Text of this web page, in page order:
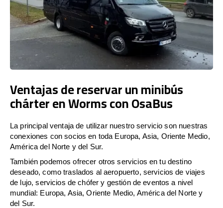
Ventajas de reservar un minibús
chárter en Worms con OsaBus
La principal ventaja de utilizar nuestro servicio son nuestras
conexiones con socios en toda Europa, Asia, Oriente Medio,
América del Norte y del Sur.
También podemos ofrecer otros servicios en tu destino
deseado, como traslados al aeropuerto, servicios de viajes
de lujo, servicios de chófer y gestión de eventos a nivel
mundial: Europa, Asia, Oriente Medio, América del Norte y
del Sur.